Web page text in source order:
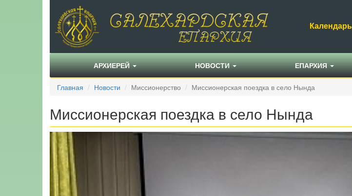
Календарь
АРХИЕРЕЙ НОВОСТИ ЕПАРХИЯ
Главная Новости Миссионерство Миссионерская поездка в село Нында
Миссионерская поездка в село Нында